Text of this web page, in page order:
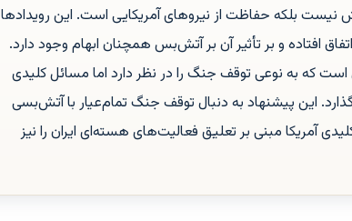
بلکه حفاظت از نیروهای آمریکایی است. این رویدادها
افتاده و بر تأثیر آن بر آتش‌بس همچنان ابهام وجود دارد.
است که به نوعی توقف جنگ را در نظر دارد اما مسائل کلیدی
این پیشنهاد به دنبال توقف جنگ تمام‌عیار با آتش‌بسی
کلیدی آمریکا مبنی بر تعلیق فعالیت‌های هسته‌ای ایران را نیز